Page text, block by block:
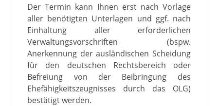
Der Termin kann Ihnen erst nach Vorlage
aller benötigten Unterlagen und ggf. nach
Einhaltung aller erforderlichen
Verwaltungsvorschriften (bspw.
Anerkennung der ausländischen Scheidung
für den deutschen Rechtsbereich oder
Befreiung von der Beibringung des
Ehefähigkeitszeugnisses durch das OLG)
bestätigt werden.